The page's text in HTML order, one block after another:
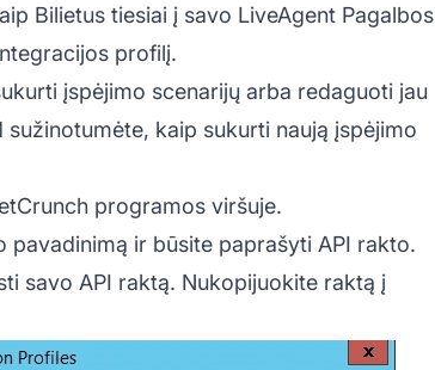
Bilietus tiesiai į savo LiveAgent Pagalbos
profilį.
įspėjimo scenarijų arba redaguoti jau
kaip sukurti naują įspėjimo
programos viršuje.
ir būsite paprašyti API rakto.
savo API raktą. Nukopijuokite raktą į